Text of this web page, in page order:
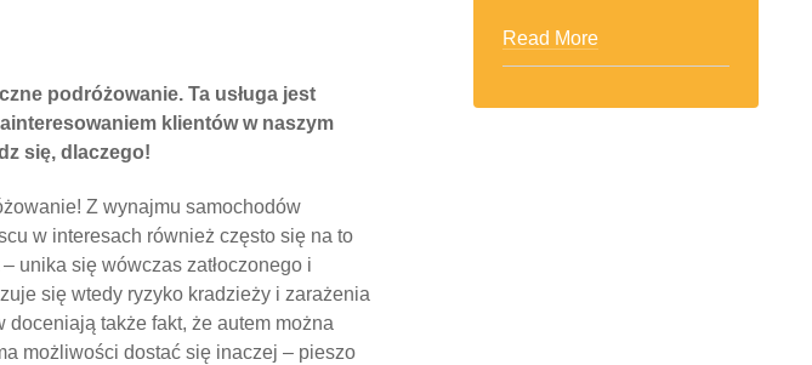
podróżowanie. Ta usługa jest
klientów w naszym
się, dlaczego!
Z wynajmu samochodów
w interesach również często się na to
unika się wówczas zatłoczonego i
się wtedy ryzyko kradzieży i zarażenia
także fakt, że autem można
możliwości dostać się inaczej – pieszo
Read More